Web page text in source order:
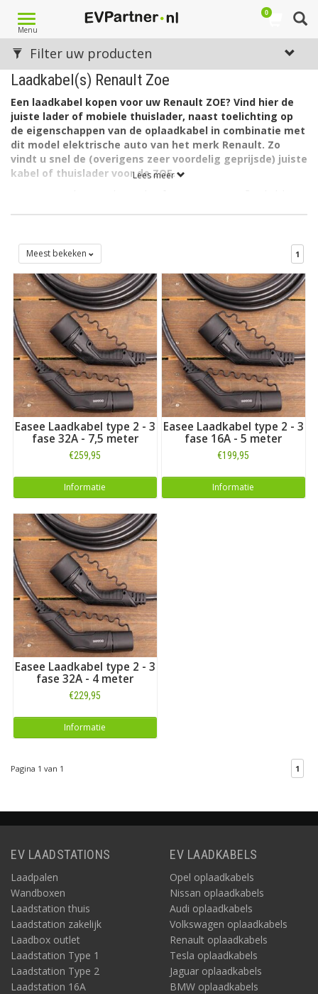
Toggle
navigation
Menu
0
Laadkabel(s) Renault Zoe
Een laadkabel kopen voor uw Renault ZOE? Vind hier de
juiste lader of mobiele thuislader, naast toelichting op
de eigenschappen van de oplaadkabel in combinatie met
dit model elektrische auto van het merk Renault. Zo
vindt u snel de (overigens zeer voordelig geprijsde) juiste
kabel of thuislader voor de ZOE.
Welk type laadkabel voor de Renault ZOE?
De Renault ZOE heeft aan autozijde een aansluiting Type 2 en
kan laden via 3 fase met 32 ampère. Hiervoor is een EV
laadkabel Type 2, 3 fase, 32A geschikt.
Op zoek naar een oplaadkabel voor een andere Renault?
Zie dan ons overzicht met alle laadkabels voor Renault. Op
zoek naar een kabel voor een ander merk dan Renault? Maak
dan uw keuze bij ons uitgebreide overzicht metlaadkabels
voor alle automerken. Of kijk, zoals vermeld, hieronder voor
alle laders en thuisladers die geschikt zijn voor het modelZOE.
Lees meer
Filter uw producten
Meest bekeken 1
Easee Laadkabel type 2 - 3
fase 32A - 7,5 meter
€259,95
Informatie
Easee Laadkabel type 2 - 3
fase 16A - 5 meter
€199,95
Informatie
Easee Laadkabel type 2 - 3
fase 32A - 4 meter
€229,95
Informatie
Pagina 1 van 1 1
EV LAADSTATIONS
Laadpalen
Wandboxen
Laadstation thuis
Laadstation zakelijk
Laadbox outlet
Laadstation Type 1
Laadstation Type 2
Laadstation 16A
EV LAADKABELS
Opel oplaadkabels
Nissan oplaadkabels
Audi oplaadkabels
Volkswagen oplaadkabels
Renault oplaadkabels
Tesla oplaadkabels
Jaguar oplaadkabels
BMW oplaadkabels